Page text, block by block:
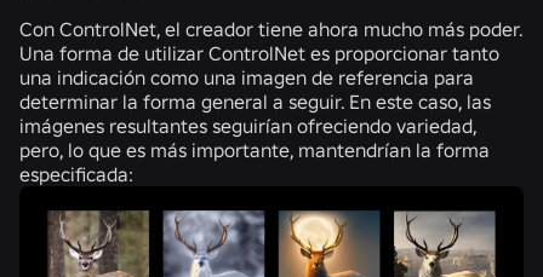
Con ControlNet, el creador tiene ahora mucho más poder.
Una forma de utilizar ControlNet es proporcionar tanto
una indicación como una imagen de referencia para
determinar la forma general a seguir. En este caso, las
imágenes resultantes seguirían ofreciendo variedad,
pero, lo que es más importante, mantendrían la forma
especificada: